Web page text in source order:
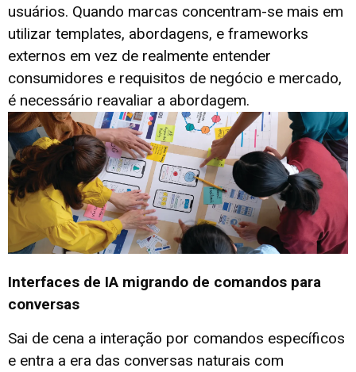
usuários. Quando marcas concentram-se mais em
utilizar templates, abordagens, e frameworks
externos em vez de realmente entender
consumidores e requisitos de negócio e mercado,
é necessário reavaliar a abordagem.
Interfaces de IA migrando de comandos para
conversas
Sai de cena a interação por comandos específicos
e entra a era das conversas naturais com